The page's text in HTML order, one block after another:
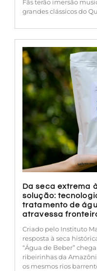
Fãs terão imersão
grandes clássicos do
Da seca extrema
solução:
tratamento de
atravessa
Criado pelo Instituto
resposta à seca
“Água de Beber”
ribeirinhas da
os mesmos rios